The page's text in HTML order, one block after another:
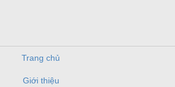
Trang chủ
Giới thiệu